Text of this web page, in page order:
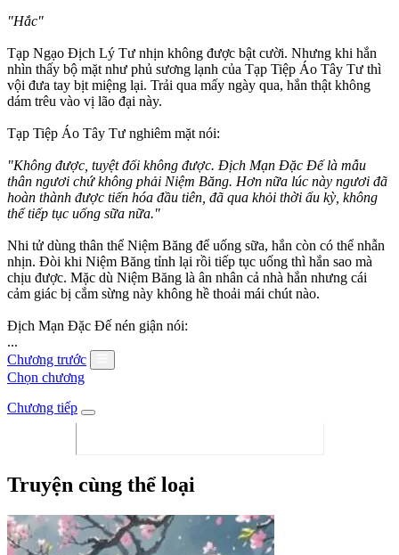
"Hắc"
Tạp Ngạo Địch Lý Tư nhịn không được bật cười. Nhưng khi hắn
nhìn thấy bộ mặt như phủ sương lạnh của Tạp Tiệp Áo Tây Tư thì
vội đưa tay bịt miệng lại. Trải qua mấy ngày qua, hắn thật không
dám trêu vào vị lão đại này.
Tạp Tiệp Áo Tây Tư nghiêm mặt nói:
"Không được, tuyệt đối không được. Địch Mạn Đặc Đế là mẫu
thân ngươi chứ không phải Niệm Băng. Hơn nữa lúc này ngươi đã
hoàn thành được tiến hóa đầu tiên, đã qua khỏi thời ấu kỳ, không
thể tiếp tục uống sữa nữa."
Nhi tử dùng thân thể Niệm Băng để uống sữa, hắn còn có thể nhẫn
nhịn. Đòi khi Niệm Băng tỉnh lại rồi tiếp tục uống thì hắn sao mà
chịu được. Mặc dù Niệm Băng là ân nhân cả nhà hắn nhưng cái
cảm giác bị cắm sừng này không hề thoải mái chút nào.
Địch Mạn Đặc Đế nén giận nói:
...
Chương trước
Chọn chương
Chương tiếp
Truyện cùng thể loại